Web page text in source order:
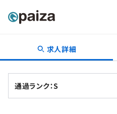
転職・キャリア
新卒就活
求人詳細
通過ランク：S